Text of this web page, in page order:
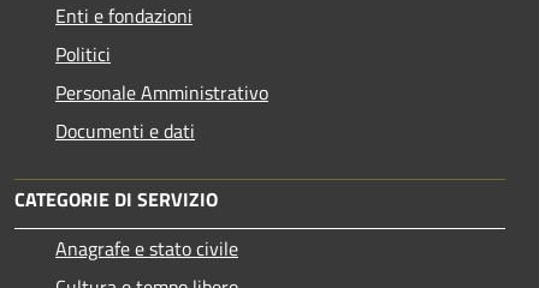
Enti e fondazioni
Politici
Personale Amministrativo
Documenti e dati
CATEGORIE DI SERVIZIO
Anagrafe e stato civile